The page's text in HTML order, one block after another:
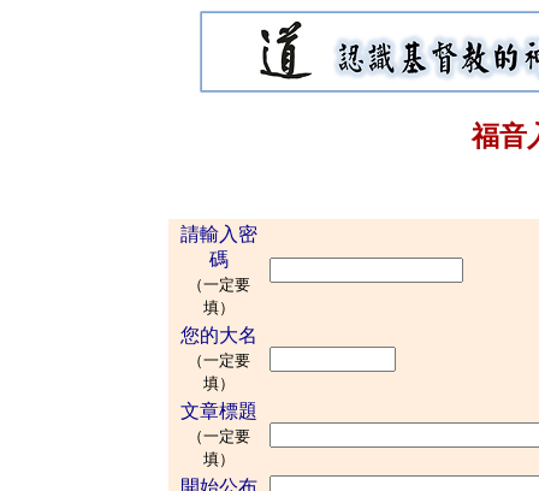
福音
請輸入密
碼
（一定要
填）
您的大名
（一定要
填）
文章標題
（一定要
填）
開始公布